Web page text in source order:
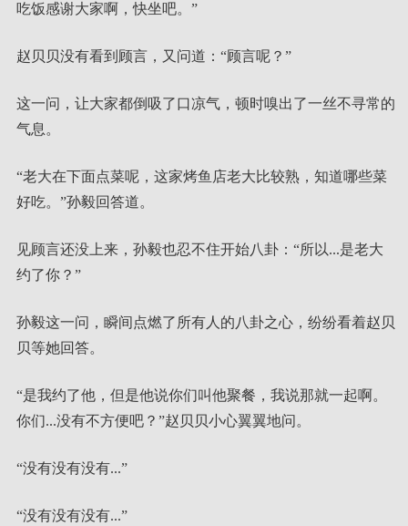
吃饭感谢大家啊，快坐吧。”
赵贝贝没有看到顾言，又问道：“顾言呢？”
这一问，让大家都倒吸了口凉气，顿时嗅出了一丝不寻常的
气息。
“老大在下面点菜呢，这家烤鱼店老大比较熟，知道哪些菜
好吃。”孙毅回答道。
见顾言还没上来，孙毅也忍不住开始八卦：“所以...是老大
约了你？”
孙毅这一问，瞬间点燃了所有人的八卦之心，纷纷看着赵贝
贝等她回答。
“是我约了他，但是他说你们叫他聚餐，我说那就一起啊。
你们...没有不方便吧？”赵贝贝小心翼翼地问。
“没有没有没有...”
“没有没有没有...”